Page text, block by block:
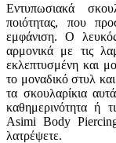
Εντυπωσιακά
ποιότητας, που
εμφάνιση. Ο
αρμονικά με τις
εκλεπτυσμένη και
το μοναδικό στυλ
τα σκουλαρίκια
καθημερινότητα ή
Asimi Body Piercing
λατρέψετε.